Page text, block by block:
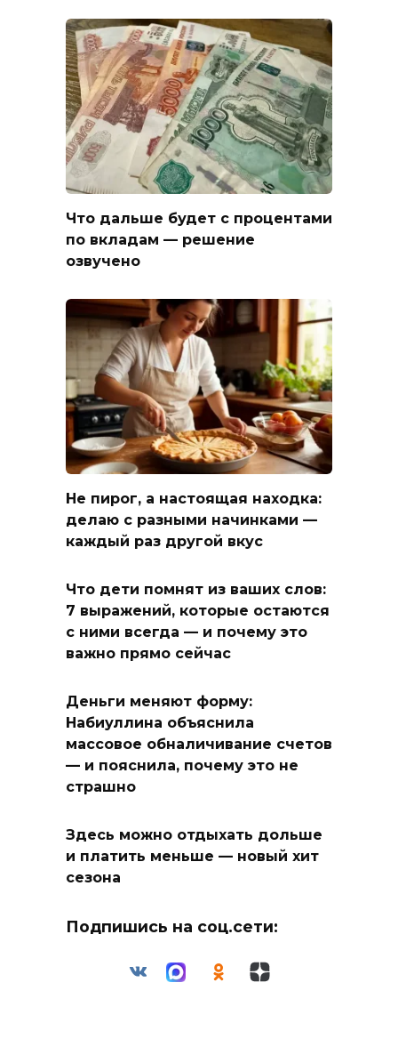
Что дальше будет с процентами
по вкладам — решение
озвучено
Не пирог, а настоящая находка:
делаю с разными начинками —
каждый раз другой вкус
Что дети помнят из ваших слов:
7 выражений, которые остаются
с ними всегда — и почему это
важно прямо сейчас
Деньги меняют форму:
Набиуллина объяснила
массовое обналичивание счетов
— и пояснила, почему это не
страшно
Здесь можно отдыхать дольше
и платить меньше — новый хит
сезона
Подпишись на соц.сети: